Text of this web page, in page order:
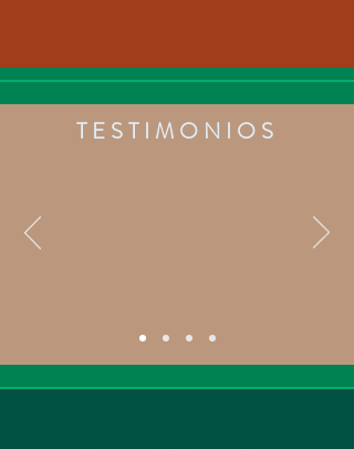
TESTIMONIOS